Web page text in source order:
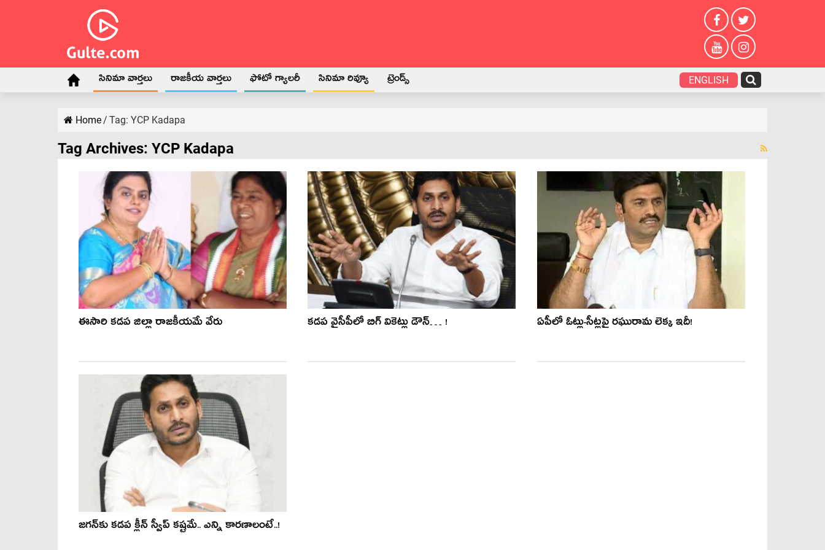
సినిమా వార్తలు రాజకీయ వార్తలు ఫోటో గ్యాలరీ సినిమా రివ్యూ ట్రెండ్స్ ENGLISH
Home/ Tag: YCP Kadapa
Tag Archives: YCP Kadapa
ఈసారి కడప జిల్లా రాజకీయమే వేరు క‌డ‌ప వైసీపీలో బిగ్ వికెట్లు డౌన్‌… ! ఏపీలో ఓట్లు-సీట్ల‌పై ర‌ఘురామ లెక్క ఇదీ!
జ‌గ‌న్‌కు క‌డ‌ప క్లీన్ స్వీప్ క‌ష్ట‌మే.. ఎన్ని కార‌ణాలంటే..!